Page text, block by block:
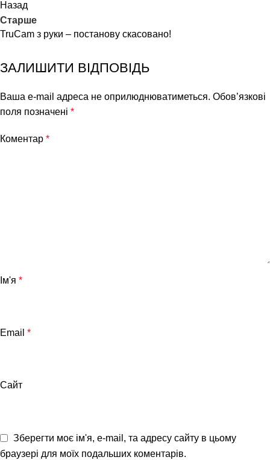
Назад
Старше
TruCam з руки – постанову скасовано!
ЗАЛИШИТИ ВІДПОВІДЬ
Ваша e-mail адреса не оприлюднюватиметься. Обов’язкові
поля позначені *
Коментар *
Ім'я *
Email *
Сайт
Зберегти моє ім'я, e-mail, та адресу сайту в цьому
браузері для моїх подальших коментарів.